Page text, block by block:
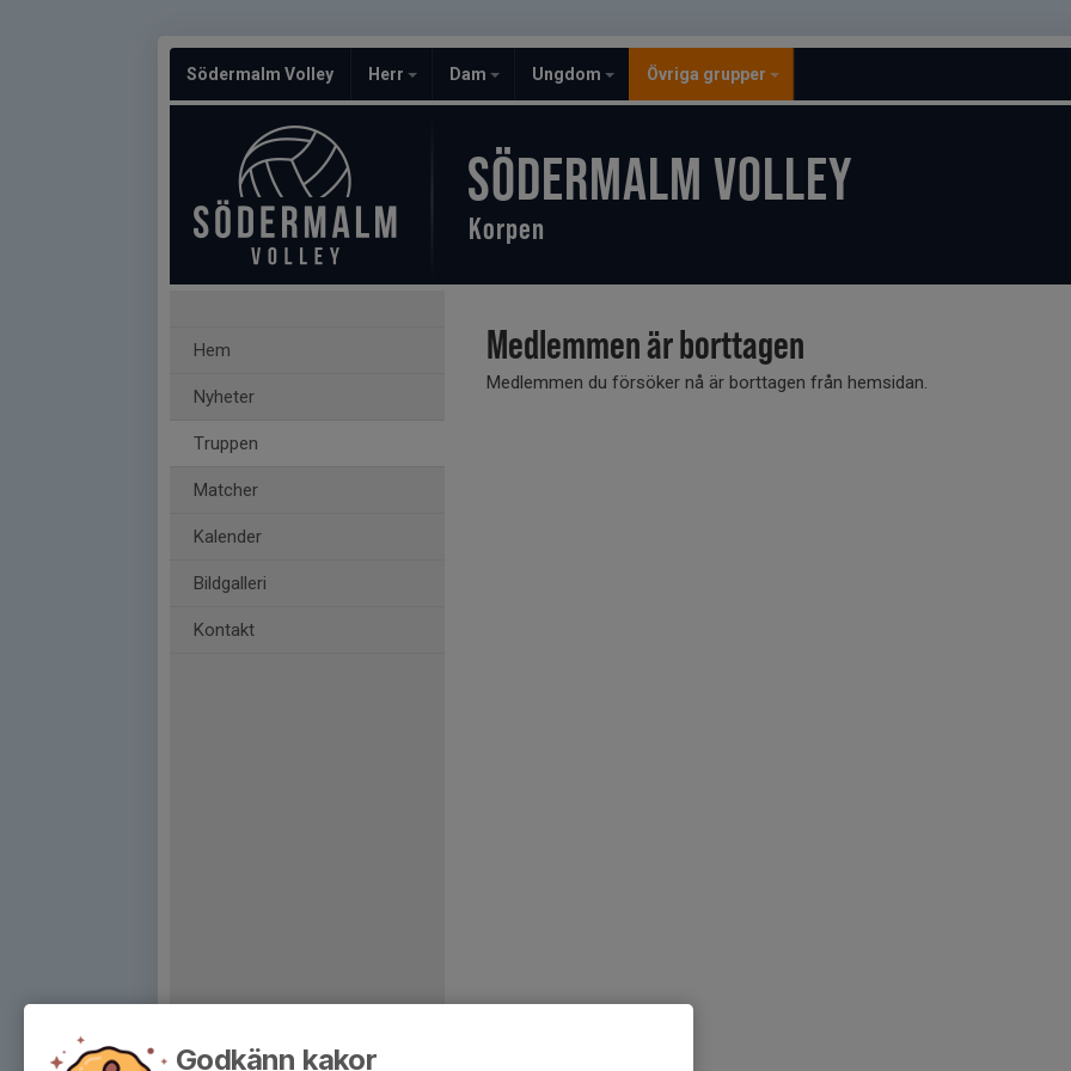
Södermalm Volley Herr Dam Ungdom Övriga grupper
SÖDERMALM VOLLEY
Korpen
Hem
Nyheter
Truppen
Matcher
Kalender
Bildgalleri
Kontakt
Medlemmen är borttagen
Medlemmen du försöker nå är borttagen från hemsidan.
Godkänn kakor